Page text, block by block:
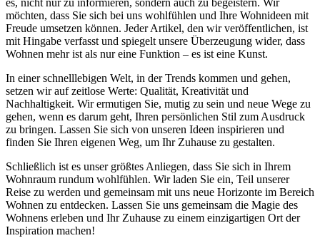
es, nicht nur zu informieren, sondern auch zu begeistern. Wir
möchten, dass Sie sich bei uns wohlfühlen und Ihre Wohnideen mit
Freude umsetzen können. Jeder Artikel, den wir veröffentlichen, ist
mit Hingabe verfasst und spiegelt unsere Überzeugung wider, dass
Wohnen mehr ist als nur eine Funktion – es ist eine Kunst.
In einer schnelllebigen Welt, in der Trends kommen und gehen,
setzen wir auf zeitlose Werte: Qualität, Kreativität und
Nachhaltigkeit. Wir ermutigen Sie, mutig zu sein und neue Wege zu
gehen, wenn es darum geht, Ihren persönlichen Stil zum Ausdruck
zu bringen. Lassen Sie sich von unseren Ideen inspirieren und
finden Sie Ihren eigenen Weg, um Ihr Zuhause zu gestalten.
Schließlich ist es unser größtes Anliegen, dass Sie sich in Ihrem
Wohnraum rundum wohlfühlen. Wir laden Sie ein, Teil unserer
Reise zu werden und gemeinsam mit uns neue Horizonte im Bereich
Wohnen zu entdecken. Lassen Sie uns gemeinsam die Magie des
Wohnens erleben und Ihr Zuhause zu einem einzigartigen Ort der
Inspiration machen!